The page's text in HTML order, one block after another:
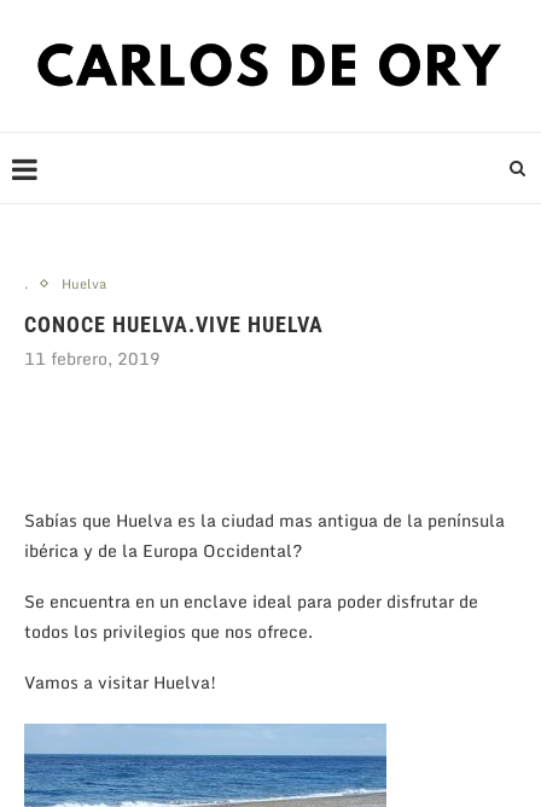
. Huelva
CONOCE HUELVA.VIVE HUELVA
11 febrero, 2019
Sabías que Huelva es la ciudad mas antigua de la península
ibérica y de la Europa Occidental?
Se encuentra en un enclave ideal para poder disfrutar de
todos los privilegios que nos ofrece.
Vamos a visitar Huelva!